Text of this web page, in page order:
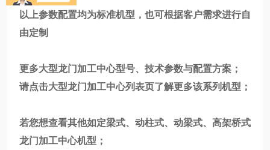
以上参数配置均为标准机型，也可根据客户需求进行自
由定制
更多大型龙门加工中心型号、技术参数与配置方案；
请点击大型龙门加工中心列表页了解更多该系列机型；
若您想查看其他如定梁式、动柱式、动梁式、高架桥式
龙门加工中心机型；